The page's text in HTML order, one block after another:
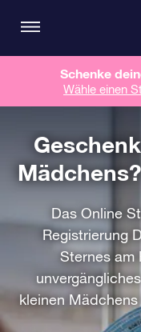
Schenke
Wähle einen
Das Online
Registrierung
Sternes am
kleinen